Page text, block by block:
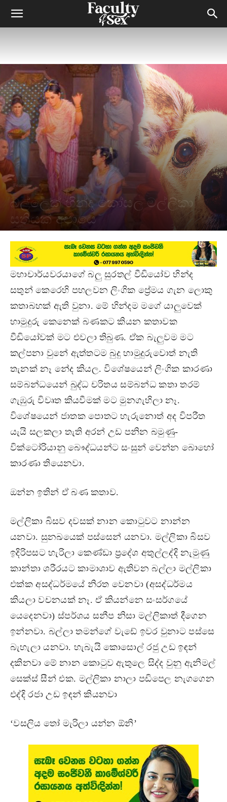
Features
බල්ලෙක් හින්ද කෝසල මල්ලිකා
සතියක් අපායෙ
මහාචාර්යවරයාගේ බලු සුරතල් වීඩියෝව හින්ද
සතුන් කෙරෙහි පහලවන ලිංගික ප්‍රේමය ගැන ලොකු
කතාබහක් ඇති වුනා. මේ හින්දම මගේ යාලුවෙක්
හාමුදුරු කෙනෙක් බණකට කියන කතාවක
වීඩියෝවක් මට එවලා තිබුණ. ඒක බැලුවම මට
කල්පනා වුනේ ඇත්තටම බුදු හාමුදුරුවොත් නැති
තැනක් නෑ නේද කියල. විශේෂයෙන් ලිංගික කාරණා
සම්බන්ධයෙන් බුද්ධ චරිතය සම්බන්ධ කතා තරම්
ගැඹුරු විවෘත කියවීමක් මට මුනගැහිලා නෑ.
විශේෂයෙන් ජාතක පොතට හැරුනොත් අද විපරීත
යැයි සලකලා තැති අරන් උඩ පනින බමුණු-
වික්ටෝරියානු බෞද්ධයන්ට සංසුන් වෙන්න බොහෝ
කාරණා තියෙනවා.
ඔන්න ඉතින් ඒ බණ කතාව.
මල්ලිකා බිසව දවසක් නාන කොටුවට නාන්න
යනවා. සුනඛයෙක් පස්සෙන් යනවා. මල්ලිකා බිසව
ඉදිරිපසට හැරිලා කෙණ්ඩා ප්‍රදේශ අතුල්ලද්දි නැමුණු
කාන්තා ශරීර‍යට කාමාශාව ඇතිවන බල්ලා මල්ලිකා
එක්ක අසද්ධර්මයේ නිරත වෙනවා (අසද්ධර්මය
කියලා වචනයක් නෑ. ඒ කියන්නෙ සංසර්ගයේ
යෙදෙනවා) ස්පර්ශය සනීප නිසා මල්ලිකාත් දීගෙන
ඉන්නවා. බල්ලා තමන්ගේ වැඩේ ඉවර වුනාට පස්සෙ
බැහැලා යනවා. හැබැයි කොසොල් රජු උඩ ඉඳන්
දකිනවා මේ නාන කොටුව ඇතුලෙ සිද්ද වුනු ඇනිමල්
සෙක්ස් සීන් එක. මල්ලිකා නාලා පඩිපෙල නැගගෙන
එද්දි රජා උඩ ඉඳන් කියනවා
‘වසලිය තෝ මැරිලා යන්න ඕනි’